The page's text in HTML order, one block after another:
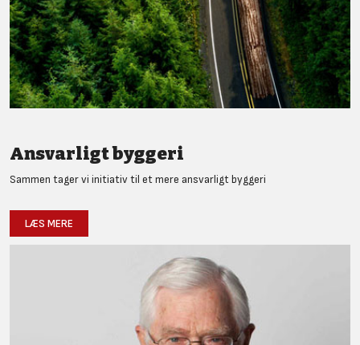
Ansvarligt byggeri
Sammen tager vi initiativ til et mere ansvarligt byggeri
LÆS MERE